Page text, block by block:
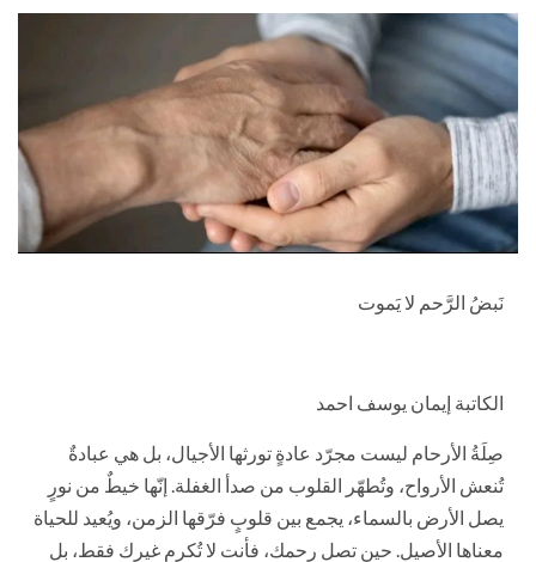
نَبضُ الرَّحم لا يَموت
الكاتبة إيمان يوسف احمد
صِلَةُ الأرحام ليست مجرّد عادةٍ تورثها الأجيال، بل هي عبادةٌ
تُنعش الأرواح، وتُطهّر القلوب من صدأ الغفلة. إنّها خيطٌ من نورٍ
يصل الأرض بالسماء، يجمع بين قلوبٍ فرّقها الزمن، ويُعيد للحياة
معناها الأصيل. حين تصل رحمك، فأنت لا تُكرم غيرك فقط، بل